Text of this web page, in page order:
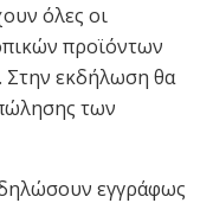
όλες οι
προϊόντων
Στην εκδήλωση θα
των
εγγράφως